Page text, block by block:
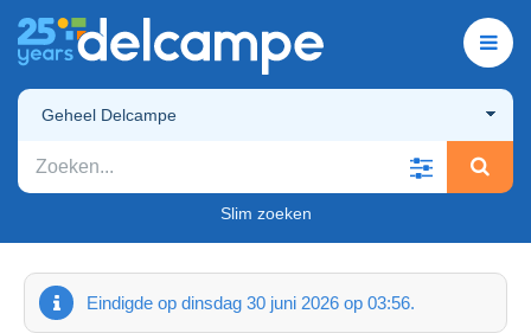
Geheel Delcampe
Slim zoeken
Eindigde op dinsdag 30 juni 2026 op 03:56.